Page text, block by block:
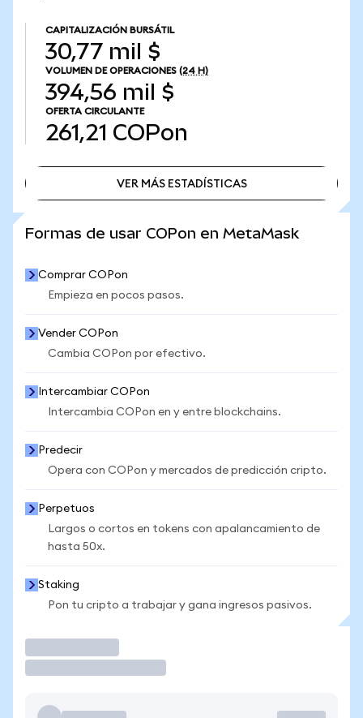
CAPITALIZACIÓN BURSÁTIL
30,77 mil $
VOLUMEN DE OPERACIONES (24 H)
394,56 mil $
OFERTA CIRCULANTE
261,21 COPon
VER MÁS ESTADÍSTICAS
Formas de usar COPon en MetaMask
Comprar COPon
Empieza en pocos pasos.
Vender COPon
Cambia COPon por efectivo.
Intercambiar COPon
Intercambia COPon en y entre blockchains.
Predecir
Opera con COPon y mercados de predicción cripto.
Perpetuos
Largos o cortos en tokens con apalancamiento de
hasta 50x.
Staking
Pon tu cripto a trabajar y gana ingresos pasivos.